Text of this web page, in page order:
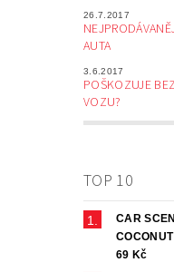
26.7.2017
AUTA
3.6.2017
POŠKOZUJE
VOZU?
TOP 10
CAR
69 Kč